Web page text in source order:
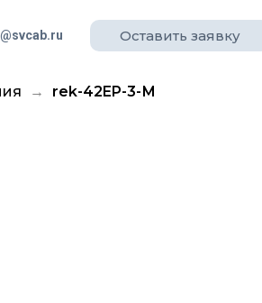
rek-42EP-3-М
Оставить заявку